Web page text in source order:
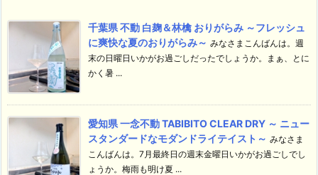
千葉県 不動 白麹＆林檎 おりがらみ ～フレッシュ
に爽快な夏のおりがらみ～ みなさまこんばんは。週
末の日曜日いかがお過ごしだったでしょうか。まぁ、とに
かく暑 ...
愛知県 一念不動 TABIBITO CLEAR DRY ～ ニュー
スタンダードなモダンドライテイスト～ みなさま
こんばんは。7月最終日の週末金曜日いかがお過ごしでし
ょうか。梅雨も明け夏 ...